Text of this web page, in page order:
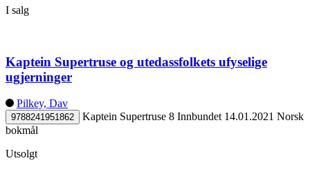
I salg
Kaptein Supertruse og utedassfolkets ufyselige
ugjerninger
Pilkey, Dav
9788241951862 Kaptein Supertruse 8 Innbundet 14.01.2021 Norsk
bokmål
Utsolgt